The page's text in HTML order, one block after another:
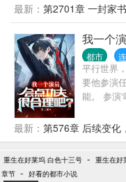
最新： 第2701章 一封家书
我一个
都市
平行世界
要他参演
能。 参演
许风表示
都被请去
漏，开
最新： 第576章 后续变化
【大结局】
重生在好莱坞 白色十三号 - 重生在好
章节 - 好看的都市小说